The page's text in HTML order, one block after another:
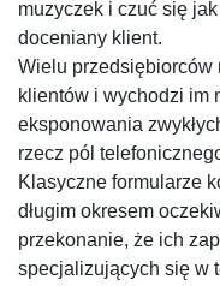
muzyczek i czuć się
doceniany klient.
Wielu przedsiębiorców
klientów i wychodzi im
eksponowania
rzecz pól
Klasyczne formularze
długim okresem
przekonanie, że ich
specjalizujących się w